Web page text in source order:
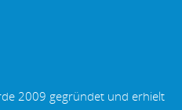
2009 gegründet und erhielt